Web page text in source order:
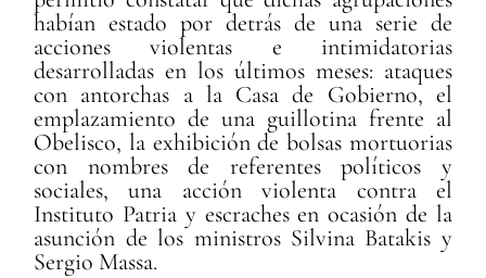
habían estado por detrás de una serie de
acciones violentas e intimidatorias
desarrolladas en los últimos meses: ataques
con antorchas a la Casa de Gobierno, el
emplazamiento de una guillotina frente al
Obelisco, la exhibición de bolsas mortuorias
con nombres de referentes políticos y
sociales, una acción violenta contra el
Instituto Patria y escraches en ocasión de la
asunción de los ministros Silvina Batakis y
Sergio Massa.